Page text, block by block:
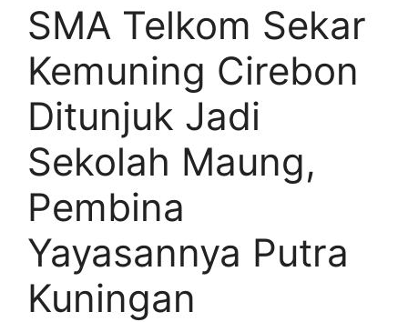
SMA Telkom Sekar
Kemuning Cirebon
Ditunjuk Jadi
Sekolah Maung,
Pembina
Yayasannya Putra
Kuningan